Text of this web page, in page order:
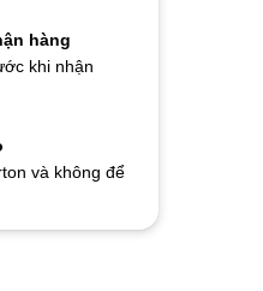
hàng
khi nhận
và không để